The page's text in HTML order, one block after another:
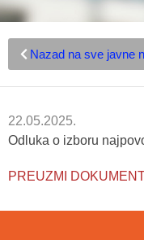
Nazad na sve javne
22.05.2025.
Odluka o izboru
PREUZMI